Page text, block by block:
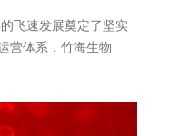
飞速发展奠定了坚实
营体系，竹海生物